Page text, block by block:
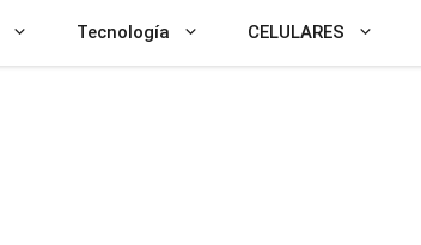
Tecnología CELULARES